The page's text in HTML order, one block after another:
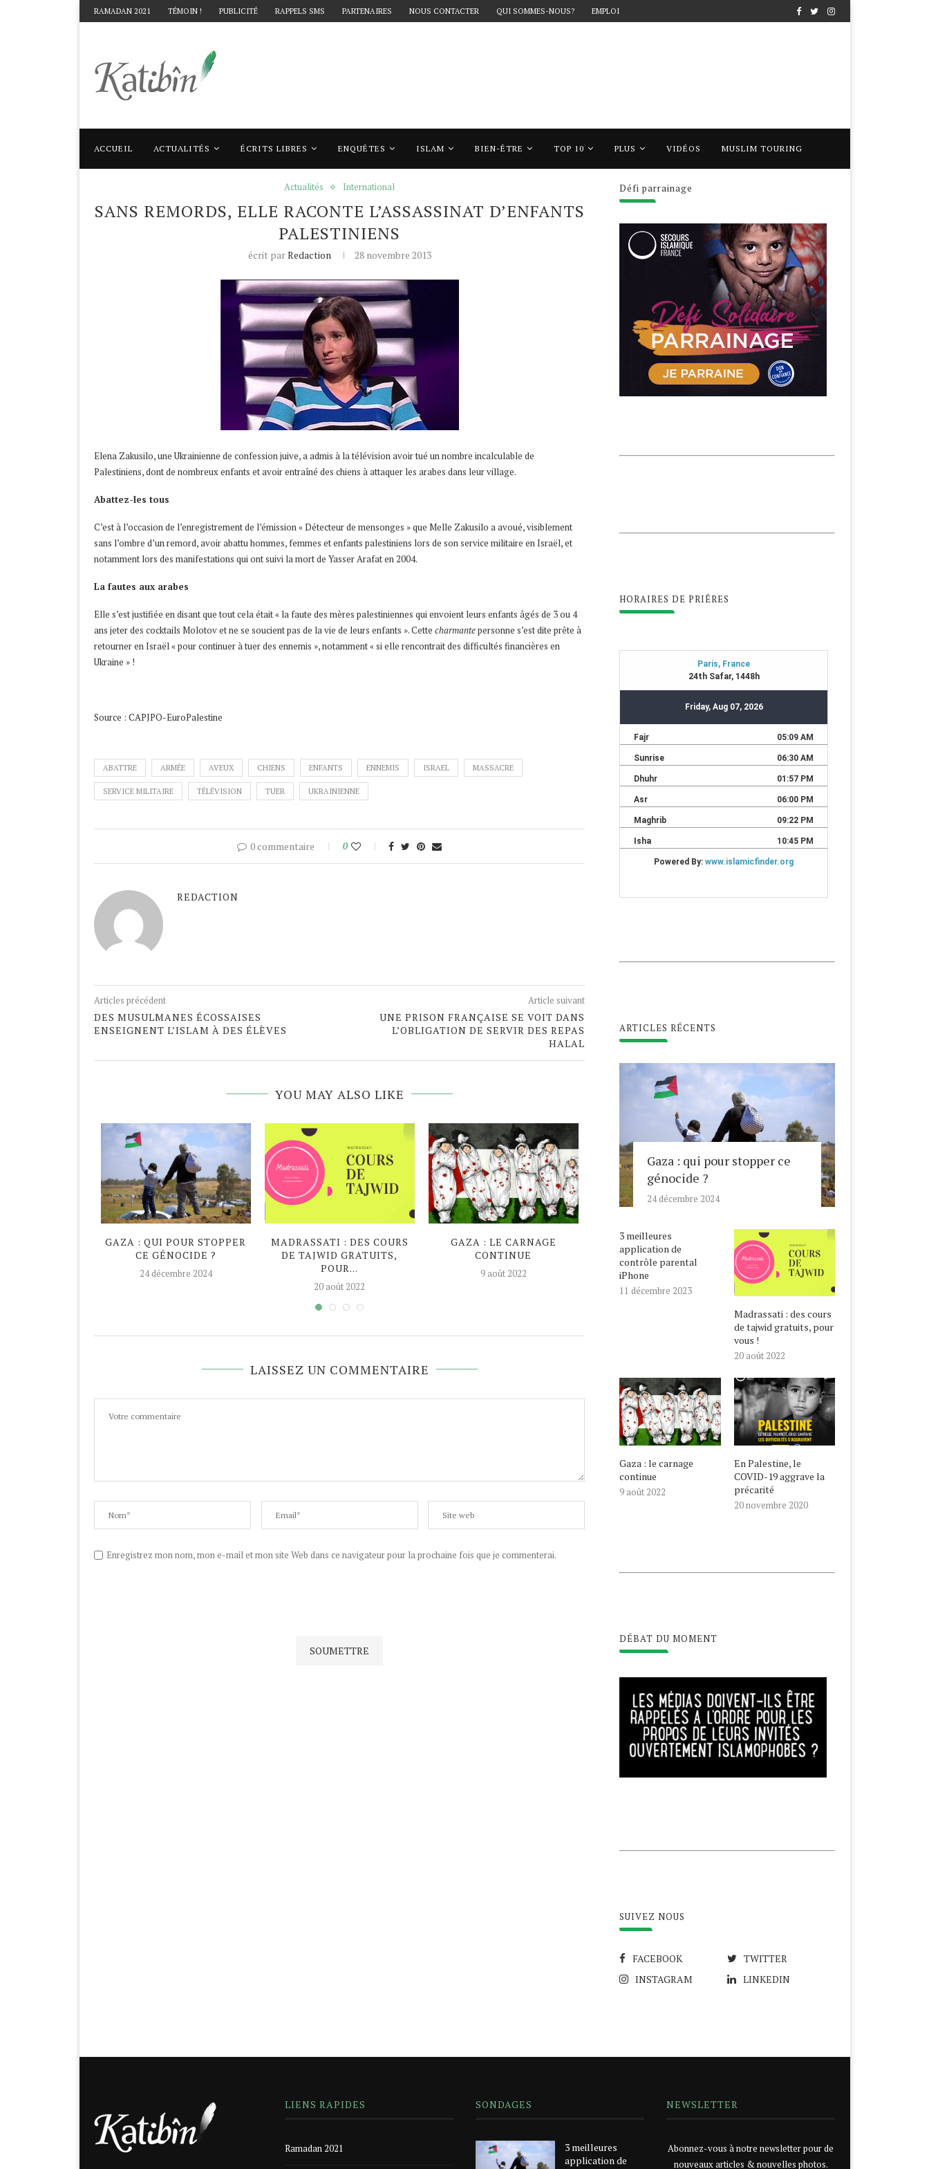
RAMADAN 2021 TÉMOIN ! PUBLICITÉ RAPPELS SMS PARTENAIRES NOUS CONTACTER QUI SOMMES-NOUS? EMPLOI
ACCUEIL ACTUALITÉS ÉCRITS LIBRES ENQUÊTES ISLAM BIEN-ÊTRE TOP 10 PLUS VIDÉOS MUSLIM TOURING
Accueil Actualités Sans remords, elle raconte l’assassinat d’enfants palestiniens
Actualités International
SANS REMORDS, ELLE RACONTE L’ASSASSINAT D’ENFANTS
PALESTINIENS
écrit parRedaction 28 novembre 2013
Elena Zakusilo, une Ukrainienne de confession juive, a admis à la télévision avoir tué un nombre incalculable de
Palestiniens, dont de nombreux enfants et avoir entraîné des chiens à attaquer les arabes dans leur village.
Abattez-les tous
C’est à l’occasion de l’enregistrement de l’émission « Détecteur de mensonges » que Melle Zakusilo a avoué, visiblement
sans l’ombre d’un remord, avoir abattu hommes, femmes et enfants palestiniens lors de son service militaire en Israël, et
notamment lors des manifestations qui ont suivi la mort de Yasser Arafat en 2004.
La fautes aux arabes
Elle s’est justifiée en disant que tout cela était « la faute des mères palestiniennes qui envoient leurs enfants âgés de 3 ou 4
ans jeter des cocktails Molotov et ne se soucient pas de la vie de leurs enfants ». Cette charmantepersonne s’est dite prête à
retourner en Israël « pour continuer à tuer des ennemis », notamment « si elle rencontrait des difficultés financières en
Ukraine » !
Source : CAPJPO-EuroPalestine
ABATTRE ARMÉE AVEUX CHIENS ENFANTS ENNEMIS ISRAEL MASSACRE
SERVICE MILITAIRE TÉLÉVISION TUER UKRAINIENNE
0 commentaire 0
REDACTION
Articles précédent
DES MUSULMANES ÉCOSSAISES
ENSEIGNENT L’ISLAM À DES ÉLÈVES
Article suivant
UNE PRISON FRANÇAISE SE VOIT DANS
L’OBLIGATION DE SERVIR DES REPAS
HALAL
YOU MAY ALSO LIKE
GAZA : QUI POUR STOPPER
CE GÉNOCIDE ?
24 décembre 2024
MADRASSATI : DES COURS
DE TAJWID GRATUITS,
POUR...
20 août 2022
GAZA : LE CARNAGE
CONTINUE
9 août 2022
EN PALESTINE, LE COVID-19
AGGRAVE LA PRÉCARITÉ
20 novembre 2020
NOUVEL AN HÉGIRIEN,
BIENVENUE EN 1442 !
22 août 2020
LAISSEZ UN COMMENTAIRE
Enregistrez mon nom, mon e-mail et mon site Web dans ce navigateur pour la prochaine fois que je commenterai.
Défi parrainage
HORAIRES DE PRIÊRES
ARTICLES RÉCENTS
Gaza : qui pour stopper ce
génocide ?
24 décembre 2024
3 meilleures
application de
contrôle parental
iPhone
11 décembre 2023
Madrassati : des cours
de tajwid gratuits, pour
vous !
20 août 2022
Gaza : le carnage
continue
9 août 2022
En Palestine, le
COVID-19 aggrave la
précarité
20 novembre 2020
DÉBAT DU MOMENT
SUIVEZ NOUS
FACEBOOK
TWITTER
INSTAGRAM
LINKEDIN
LIENS RAPIDES
Ramadan 2021
SONDAGES
3 meilleures
application de
NEWSLETTER
Abonnez-vous à notre newsletter pour de
nouveaux articles & nouvelles photos.